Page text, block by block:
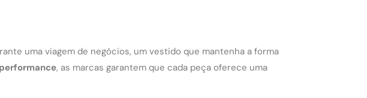
uma viagem de negócios, um vestido que mantenha a forma
, as marcas garantem que cada peça oferece uma